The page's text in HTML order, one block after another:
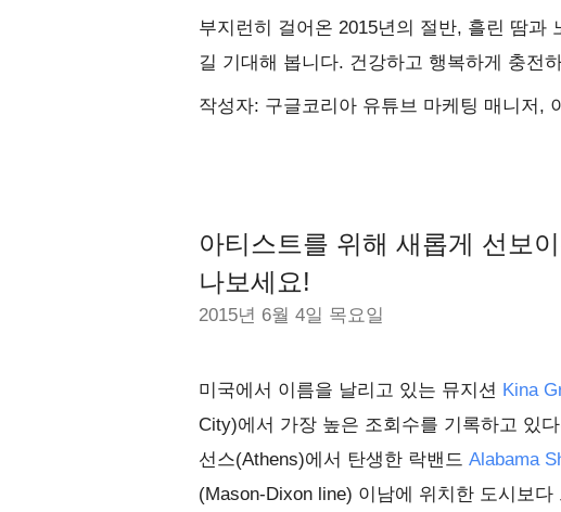
부지런히 걸어온 2015년의 절반, 흘린 땀과
길 기대해 봅니다. 건강하고 행복하게 충전
작성자: 구글코리아 유튜브 마케팅 매니저,
아티스트를 위해 새롭게 선보
나보세요!
2015년 6월 4일 목요일
미국에서 이름을 날리고 있는 뮤지션 Kina
City)에서 가장 높은 조회수를 기록하고 있
선스(Athens)에서 탄생한 락밴드 Alabama
(Mason-Dixon line) 이남에 위치한 도시보